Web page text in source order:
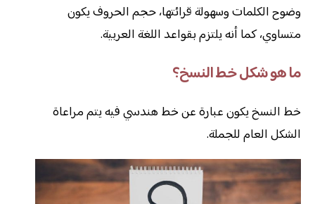
وضوح الكلمات وسهولة قرائتها، حجم الحروف يكون
متساوي، كما أنه يلتزم بقواعد اللغة العربية.
ما هو شكل خط النسخ؟
خط النسخ يكون عبارة عن خط هندسي فيه يتم مراعاة
الشكل العام للجملة.